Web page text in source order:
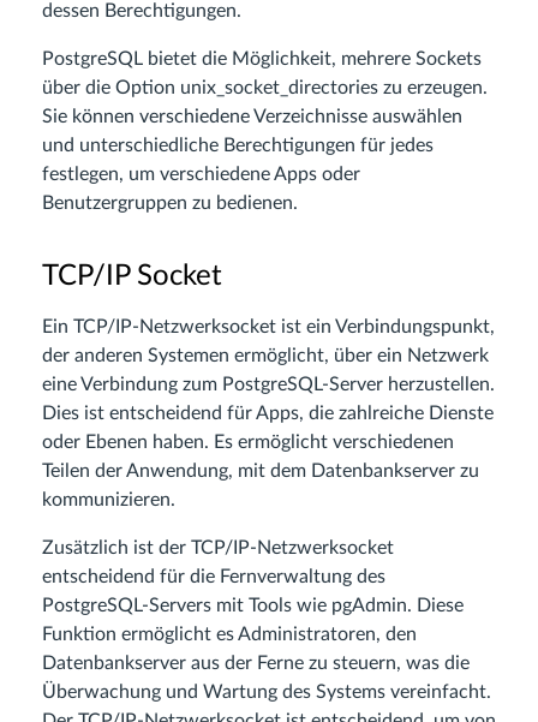
dessen Berechtigungen.
PostgreSQL bietet die Möglichkeit, mehrere Sockets
über die Option unix_socket_directories zu erzeugen.
Sie können verschiedene Verzeichnisse auswählen
und unterschiedliche Berechtigungen für jedes
festlegen, um verschiedene Apps oder
Benutzergruppen zu bedienen.
TCP/IP Socket
Ein TCP/IP-Netzwerksocket ist ein Verbindungspunkt,
der anderen Systemen ermöglicht, über ein Netzwerk
eine Verbindung zum PostgreSQL-Server herzustellen.
Dies ist entscheidend für Apps, die zahlreiche Dienste
oder Ebenen haben. Es ermöglicht verschiedenen
Teilen der Anwendung, mit dem Datenbankserver zu
kommunizieren.
Zusätzlich ist der TCP/IP-Netzwerksocket
entscheidend für die Fernverwaltung des
PostgreSQL-Servers mit Tools wie pgAdmin. Diese
Funktion ermöglicht es Administratoren, den
Datenbankserver aus der Ferne zu steuern, was die
Überwachung und Wartung des Systems vereinfacht.